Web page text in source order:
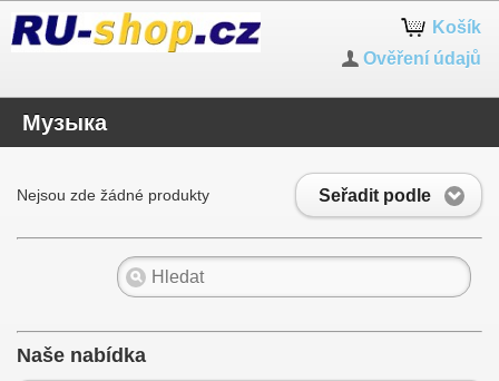
Košík
Ověření údajů
Музыка
Seřadit podle
Nejsou zde žádné produkty
Naše nabídka